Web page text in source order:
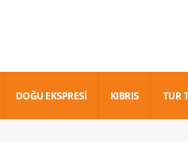
DOĞU EKSPRESİ KIBRIS TUR